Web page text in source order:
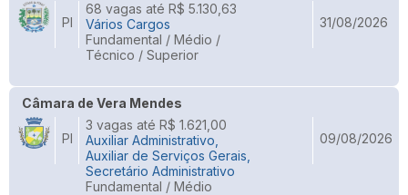
PI
68 vagas até R$ 5.130,63
Vários Cargos
Fundamental / Médio /
Técnico / Superior
31/08/2026
Câmara de Vera Mendes
PI
3 vagas até R$ 1.621,00
Auxiliar Administrativo,
Auxiliar de Serviços Gerais,
Secretário Administrativo
Fundamental / Médio
09/08/2026